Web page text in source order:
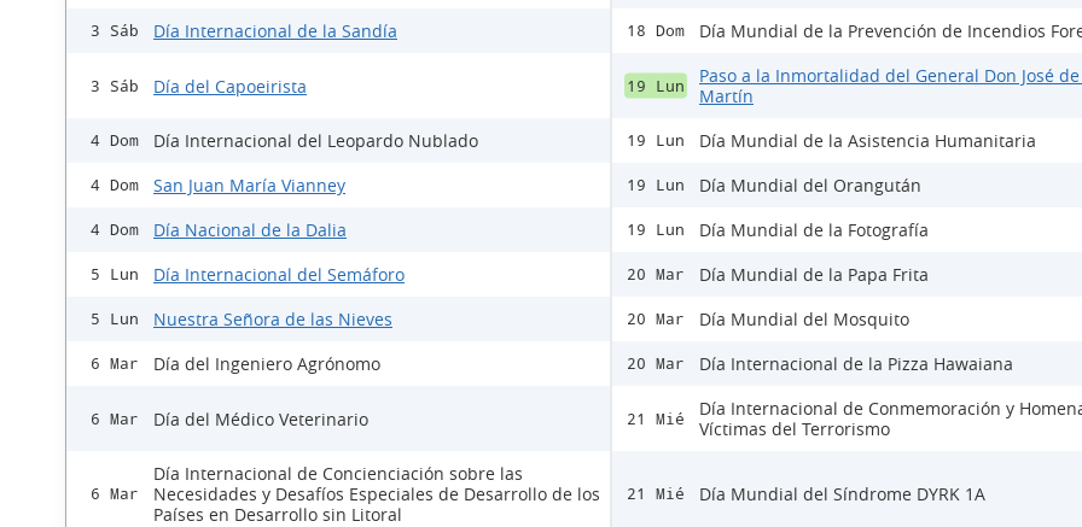
3 Sáb Día Internacional de la Sandía
3 Sáb Día del Capoeirista
4 Dom Día Internacional del Leopardo Nublado
4 Dom San Juan María Vianney
4 Dom Día Nacional de la Dalia
5 Lun Día Internacional del Semáforo
5 Lun Nuestra Señora de las Nieves
6 Mar Día del Ingeniero Agrónomo
6 Mar Día del Médico Veterinario
6 Mar
Día Internacional de Concienciación sobre las
Necesidades y Desafíos Especiales de Desarrollo de los
Países en Desarrollo sin Litoral
18 Dom Día Mundial de la Prevención de Incendios
19 Lun
Paso a la Inmortalidad del General Don José de
Martín
19 Lun Día Mundial de la Asistencia Humanitaria
19 Lun Día Mundial del Orangután
19 Lun Día Mundial de la Fotografía
20 Mar Día Mundial de la Papa Frita
20 Mar Día Mundial del Mosquito
20 Mar Día Internacional de la Pizza Hawaiana
21 Mié
Día Internacional de Conmemoración y
Víctimas del Terrorismo
21 Mié Día Mundial del Síndrome DYRK 1A